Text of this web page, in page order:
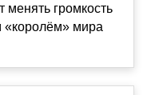
менять громкость
«королём» мира